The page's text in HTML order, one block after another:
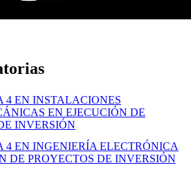
4 EN INSTALACIONES
EN EJECUCIÓN DE
INVERSIÓN
4 EN INGENIERÍA ELECTRÓNICA
DE PROYECTOS DE INVERSIÓN